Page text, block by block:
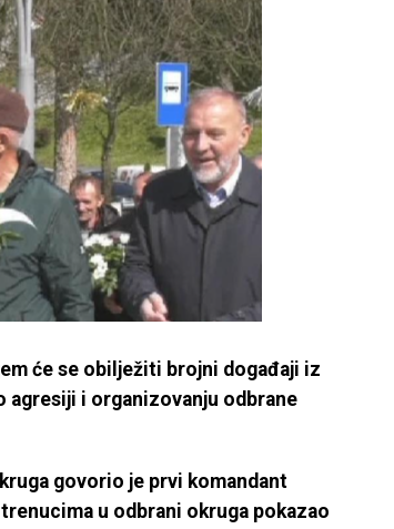
će se obilježiti brojni događaji iz
agresiji i organizovanju odbrane
govorio je prvi komandant
u odbrani okruga pokazao